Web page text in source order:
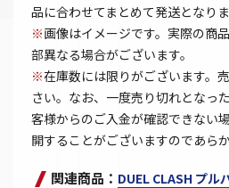
品に合わせてまとめて発送となりま
※画像はイメージです。実際の商
部異なる場合がございます。
※在庫数には限りがございます。
さい。なお、一度売り切れとなっ
客様からのご入金が確認できない
開することがございますのであら
関連商品： DUEL CLASH プル